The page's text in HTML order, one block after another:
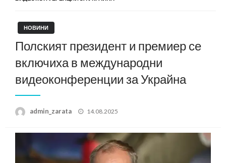
НОВИНИ
Полският президент и премиер се
включиха в международни
видеоконференции за Украйна
admin_zarata
Posted
14.08.2025